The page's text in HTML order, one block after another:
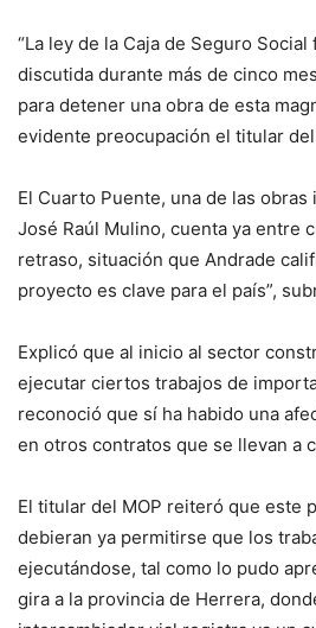
“La ley de la Caja de Seguro
discutida durante más de cinco
para detener una obra de esta
evidente preocupación el titular del
El Cuarto Puente, una de las
José Raúl Mulino, cuenta ya entre
retraso, situación que Andrade
proyecto es clave para el país”,
Explicó que al inicio al sector
ejecutar ciertos trabajos de
reconoció que sí ha habido una
en otros contratos que se llevan a
El titular del MOP reiteró que este
debieran ya permitirse que los
ejecutándose, tal como lo pudo
gira a la provincia de Herrera,